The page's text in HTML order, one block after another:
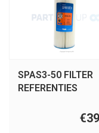
SPAS3-50 FILTER
REFERENTIES
FC-0172, SC757,